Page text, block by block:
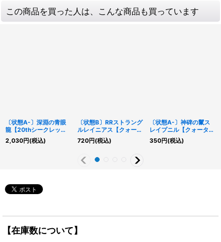
この商品を買った人は、こんな商品も買っています
〔状態A-〕深淵の青眼
龍【20thシークレッ
ト】{LGB1-JP005}《モ
ンスター》
2,030円(税込)
〔状態B〕RRストラング
ルレイニアス【クォータ
ーセンチュリーシークレ
ット】{QCCU-JP156}
720円(税込)
〔状態A-〕神碑の鬣ス
レイプニル【クォーター
センチュリーシークレッ
ト】{DUNE-JP035}
350円(税込)
【在庫数について】